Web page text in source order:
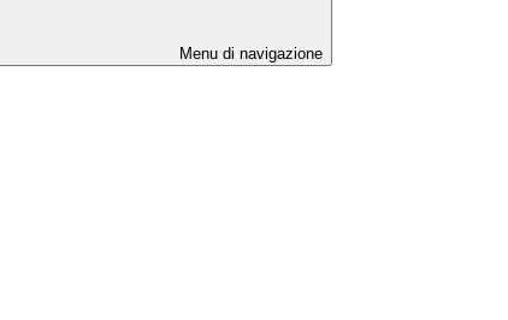
Menu di navigazione